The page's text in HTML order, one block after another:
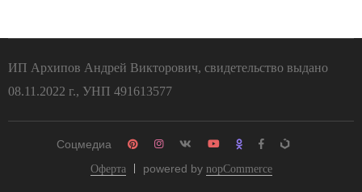
ИП Архипов Андрей Викторович, свидетельство выдано
08.11.2022 г., УНП 491613577
Оферта powered by nopCommerce
Соцмедиа